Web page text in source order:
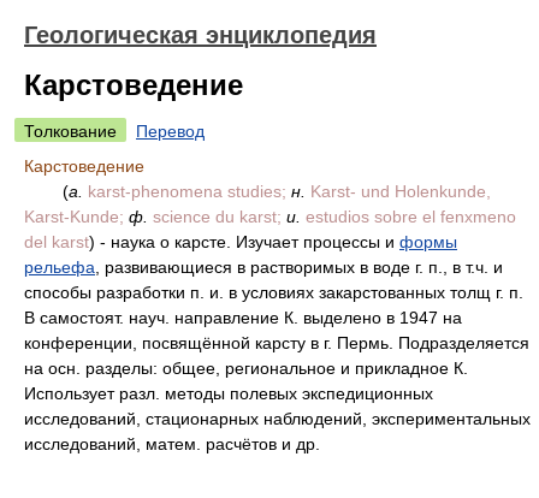
Геологическая энциклопедия
Карстоведение
Толкование
Перевод
Карстоведение
(a. karst-phenomena studies; н. Karst- und Holenkunde,
Karst-Kunde; ф. science du karst; и. estudios sobre el fenхmeno
del karst) - наука о карсте. Изучает процессы и формы
рельефа , развивающиеся в растворимых в воде г. п., в т.ч. и
способы разработки п. и. в условиях закарстованных толщ г. п.
В самостоят. науч. направление К. выделено в 1947 на
конференции, посвящённой карсту в г. Пермь. Подразделяется
на осн. разделы: общее, региональное и прикладное К.
Использует разл. методы полевых экспедиционных
исследований, стационарных наблюдений, экспериментальных
исследований, матем. расчётов и др.